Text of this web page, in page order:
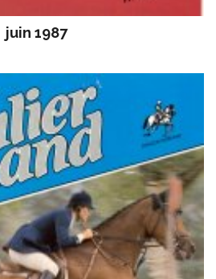
juin 1987